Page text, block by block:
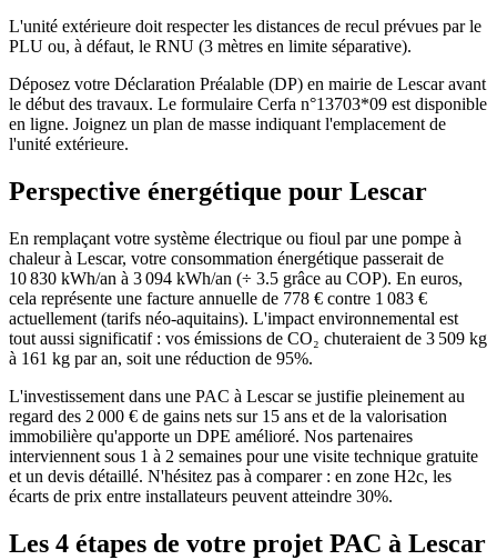
L'unité extérieure doit respecter les distances de recul prévues par le
PLU ou, à défaut, le RNU (3 mètres en limite séparative).
Déposez votre Déclaration Préalable (DP) en mairie de Lescar avant
le début des travaux. Le formulaire Cerfa n°13703*09 est disponible
en ligne. Joignez un plan de masse indiquant l'emplacement de
l'unité extérieure.
Perspective énergétique pour Lescar
En remplaçant votre système électrique ou fioul par une pompe à
chaleur à Lescar, votre consommation énergétique passerait de
10 830 kWh/an à 3 094 kWh/an (÷ 3.5 grâce au COP). En euros,
cela représente une facture annuelle de 778 € contre 1 083 €
actuellement (tarifs néo-aquitains). L'impact environnemental est
tout aussi significatif : vos émissions de CO₂ chuteraient de 3 509 kg
à 161 kg par an, soit une réduction de 95%.
L'investissement dans une PAC à Lescar se justifie pleinement au
regard des 2 000 € de gains nets sur 15 ans et de la valorisation
immobilière qu'apporte un DPE amélioré. Nos partenaires
interviennent sous 1 à 2 semaines pour une visite technique gratuite
et un devis détaillé. N'hésitez pas à comparer : en zone H2c, les
écarts de prix entre installateurs peuvent atteindre 30%.
Les 4 étapes de votre projet PAC à Lescar